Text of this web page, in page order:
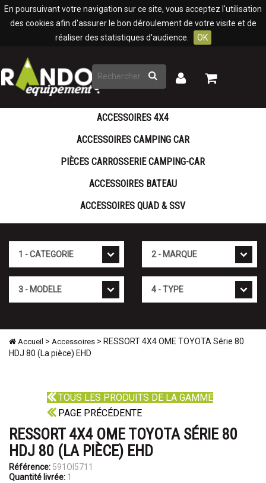
En poursuivant votre navigation sur ce site, vous acceptez l'utilisation
des cookies afin d'assurer le bon déroulement de votre visite et de
réaliser des statistiques d'audience.
OK
Rechercher
Mon
Mon
ACCESSOIRES 4X4
ACCESSOIRES CAMPING CAR
PIÈCES CARROSSERIE CAMPING-CAR
ACCESSOIRES BATEAU
ACCESSOIRES QUAD & SSV
Accueil > Accessoires > RESSORT 4X4 OME TOYOTA Série 80
HDJ 80 (La pièce) EHD
TOUS LES PRODUITS DE LA GAMME
PAGE PRÉCÉDENTE
RESSORT 4X4 OME TOYOTA SÉRIE 80
HDJ 80 (LA PIÈCE) EHD
Référence: 591OI5711
Quantité livrée: 1
Panneau de gestion des cookies